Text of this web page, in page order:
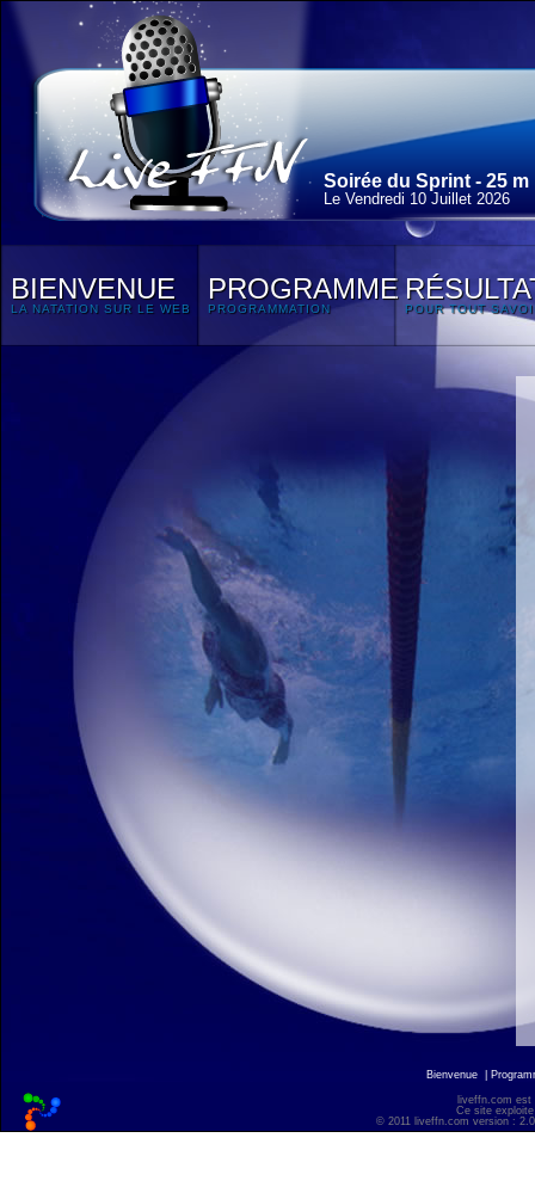
Soirée du Sprint - 25 m
Le Vendredi 10 Juillet 2026
BIENVENUE
LA NATATION SUR LE WEB
PROGRAMME
PROGRAMMATION POUR TOUT
Bienvenue
liveffn.com est
Ce site
© 2011 liveffn.com version :